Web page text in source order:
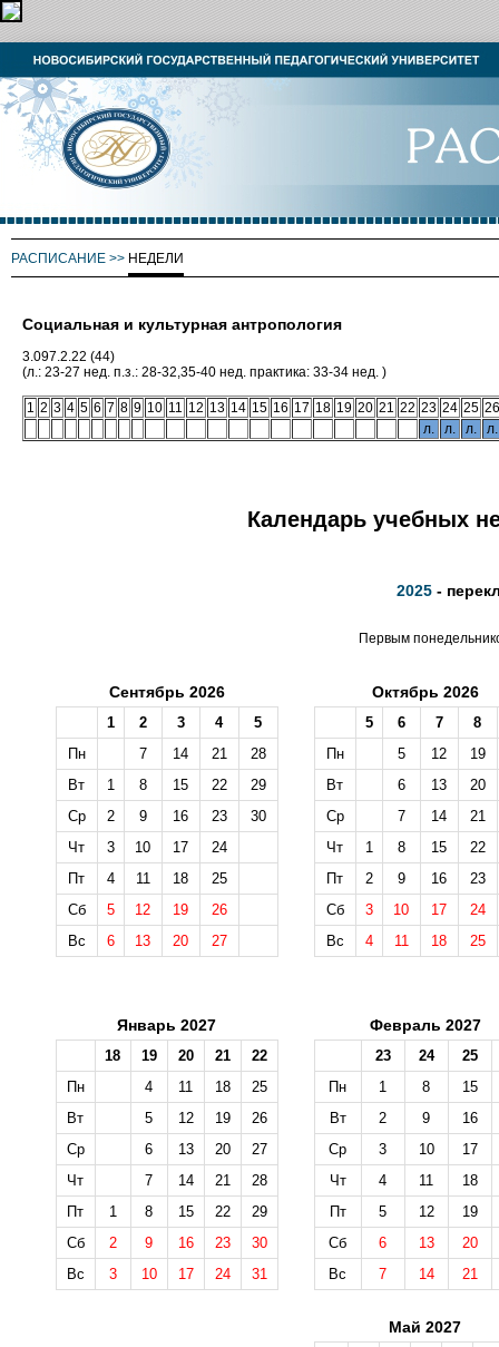
РАСПИСАНИЕ >> НЕДЕЛИ
Социальная и культурная антропология
3.097.2.22 (44)
(л.: 23-27 нед. п.з.: 28-32,35-40 нед. практика: 33-34 нед. )
1 2 3 4 5 6 7 8 9 10 11 12 13 14 15 16 17 18 19 20 21 22 23 24 25 26
л.
л. л. л.
Календарь учебных
2025 -
Первым
Сентябрь 2026
1 2 3 4
5
Пн
7 14 21
28
Вт
1 8 15 22
29
Ср
2 9 16 23
30
Чт
3 10 17
24
Пт
4 11 18
25
Сб
5 12 19
26
Вс
6 13 20 27
Октябрь 2026
5 6 7
8
Пн
5 12
19
Вт
6 13
20
Ср
7 14
21
Чт
1 8 15
22
Пт
2 9 16
23
Сб
3 10 17
24
Вс
4 11 18 25
Январь 2027
18 19 20 21
22
Пн
4 11 18
25
Вт
5 12 19
26
Ср
6 13 20
27
Чт
7 14 21
28
Пт
1 8 15 22
29
Сб
2 9 16 23
30
Вс
3 10 17 24 31
Февраль 2027
23 24
25
Пн
1 8
15
Вт
2 9
16
Ср
3 10
17
Чт
4 11
18
Пт
5 12
19
Сб
6 13
20
Вс
7 14 21
Май 2027